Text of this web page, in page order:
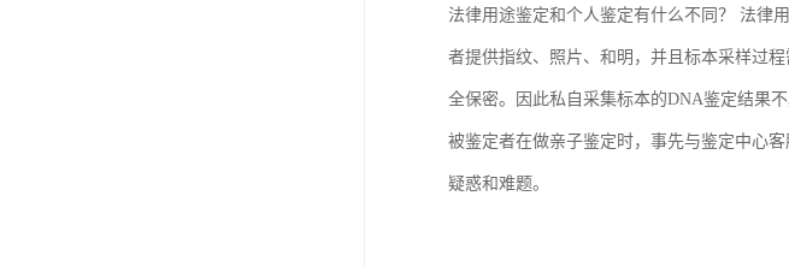
法律用途鉴定和个人鉴定有什么不同？ 法律
者提供指纹、照片、和明，并且标本采样过
全保密。因此私自采集标本的DNA鉴定结果不
被鉴定者在做亲子鉴定时，事先与鉴定中心
疑惑和难题。